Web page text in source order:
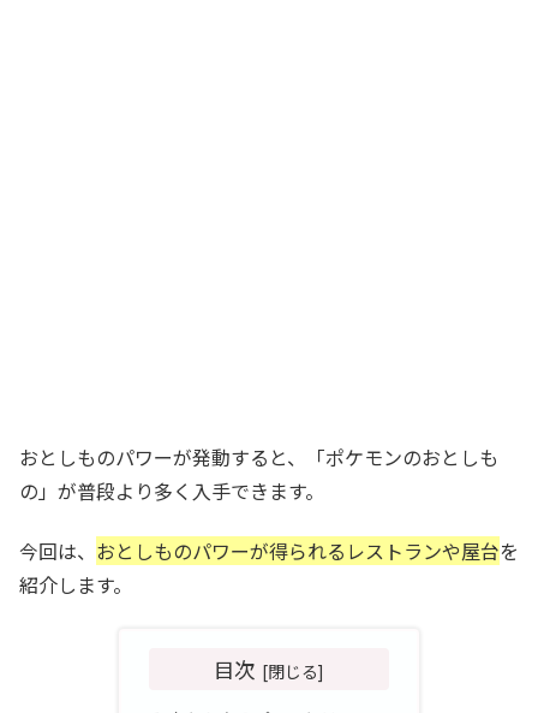
おとしものパワーが発動すると、「ポケモンのおとしも
の」が普段より多く入手できます。
今回は、 おとしものパワーが得られるレストランや屋台を
紹介します。
目次